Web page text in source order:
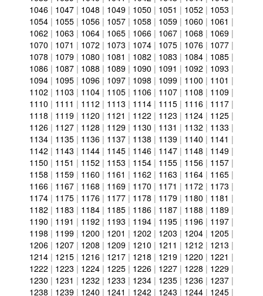
1046 | 1047 | 1048 | 1049 | 1050 | 1051 | 1052 | 1053 |
1054 | 1055 | 1056 | 1057 | 1058 | 1059 | 1060 | 1061 |
1062 | 1063 | 1064 | 1065 | 1066 | 1067 | 1068 | 1069 |
1070 | 1071 | 1072 | 1073 | 1074 | 1075 | 1076 | 1077 |
1078 | 1079 | 1080 | 1081 | 1082 | 1083 | 1084 | 1085 |
1086 | 1087 | 1088 | 1089 | 1090 | 1091 | 1092 | 1093 |
1094 | 1095 | 1096 | 1097 | 1098 | 1099 | 1100 | 1101 |
1102 | 1103 | 1104 | 1105 | 1106 | 1107 | 1108 | 1109 |
1110 | 1111 | 1112 | 1113 | 1114 | 1115 | 1116 | 1117 |
1118 | 1119 | 1120 | 1121 | 1122 | 1123 | 1124 | 1125 |
1126 | 1127 | 1128 | 1129 | 1130 | 1131 | 1132 | 1133 |
1134 | 1135 | 1136 | 1137 | 1138 | 1139 | 1140 | 1141 |
1142 | 1143 | 1144 | 1145 | 1146 | 1147 | 1148 | 1149 |
1150 | 1151 | 1152 | 1153 | 1154 | 1155 | 1156 | 1157 |
1158 | 1159 | 1160 | 1161 | 1162 | 1163 | 1164 | 1165 |
1166 | 1167 | 1168 | 1169 | 1170 | 1171 | 1172 | 1173 |
1174 | 1175 | 1176 | 1177 | 1178 | 1179 | 1180 | 1181 |
1182 | 1183 | 1184 | 1185 | 1186 | 1187 | 1188 | 1189 |
1190 | 1191 | 1192 | 1193 | 1194 | 1195 | 1196 | 1197 |
1198 | 1199 | 1200 | 1201 | 1202 | 1203 | 1204 | 1205 |
1206 | 1207 | 1208 | 1209 | 1210 | 1211 | 1212 | 1213 |
1214 | 1215 | 1216 | 1217 | 1218 | 1219 | 1220 | 1221 |
1222 | 1223 | 1224 | 1225 | 1226 | 1227 | 1228 | 1229 |
1230 | 1231 | 1232 | 1233 | 1234 | 1235 | 1236 | 1237 |
1238 | 1239 | 1240 | 1241 | 1242 | 1243 | 1244 | 1245 |